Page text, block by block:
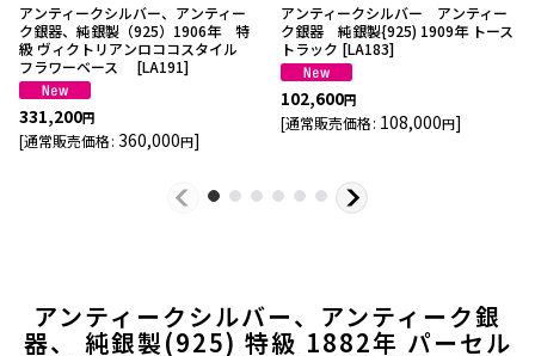
アンティークシルバー、アンティーク銀
器、 純銀製(925) 特級 1882年 パーセル
アンティークシルバー、アンティー
ク銀器、純銀製（925）1906年 特
級 ヴィクトリアンロココスタイル
フラワーベース
[LA191]
331,200円
[通常販売価格: 360,000円]
アンティークシルバー アンティー
ク銀器 純銀製{925) 1909年 トース
トラック [LA183]
102,600円
[通常販売価格: 108,000円]